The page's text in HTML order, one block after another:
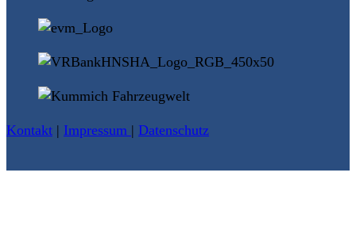
Kontakt | Impressum | Datenschutz